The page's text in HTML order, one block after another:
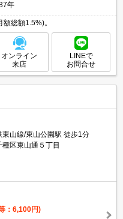
年
総額1.5%)。
オンライン
来店
LINEで
お問合せ
山線/東山公園駅 徒歩1分
区東山通５丁目
：6,100円)